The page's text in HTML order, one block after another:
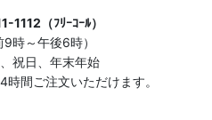
（ﾌﾘｰｺｰﾙ）
時～午後6時）
祝日、年末年始
間ご注文いただけます。